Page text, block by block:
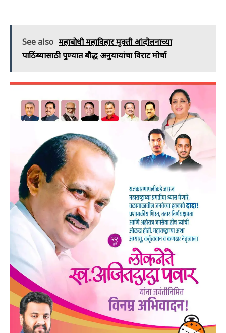
See also महाबोधी महाविहार मुक्ती आंदोलनाच्या
पाठिंब्यासाठी पुण्यात बौद्ध अनुयायांचा विराट मोर्चा